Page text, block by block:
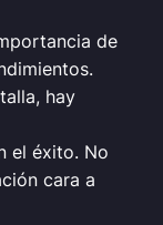
de
hay
el éxito. No
cara a